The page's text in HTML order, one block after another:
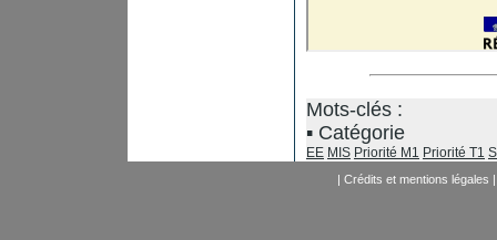
Mots-clés :
Catégorie
EE MIS Priorité M1 Priorité T1
| Crédits et mentions légales